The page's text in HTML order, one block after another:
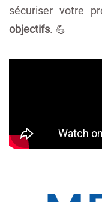
sécuriser votre
objectifs. 💪